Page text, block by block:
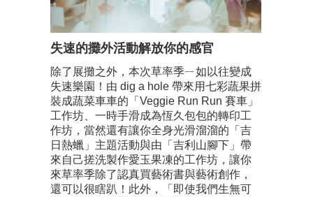
失速的攤外活動解放你的感官
除了展攤之外，本次草率季ㄧ如以往變成
失速樂園！由 dig a hole 帶來用七彩蔬果拼
裝成蔬菜車車的「Veggie Run Run 賽車」
工作坊、一時手滑成為恆久包包的轉印工
作坊，當然還有讓你全身光滑溜溜的「吉
日熱蠟」主題活動與由「吉利山腳下」帶
來自己搓洗製作愛玉果凍的工作坊，讓你
來草率季除了認真買藝術書與藝術創作，
還可以很瞎趴！此外，「即使我們生無可